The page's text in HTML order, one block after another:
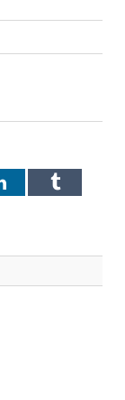
LinkedInTumblr